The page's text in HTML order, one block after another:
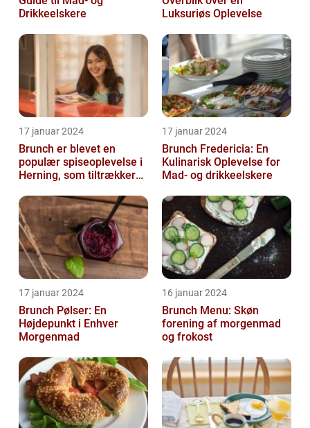
Drikkeelskere
Luksuriøs Oplevelse
17 januar 2024
Brunch er blevet en
populær spiseoplevelse i
Herning, som tiltrækker
og turis...
17 januar 2024
Brunch Fredericia: En
Kulinarisk Oplevelse for
Mad- og drikkeelskere
17 januar 2024
Brunch Pølser: En
Højdepunkt i Enhver
Morgenmad
16 januar 2024
Brunch Menu: Skøn
forening af morgenmad
og frokost